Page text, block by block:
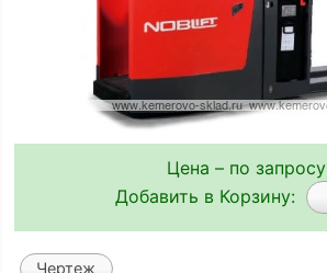
Цена – по запросу
Добавить в Корзину:
Чертеж